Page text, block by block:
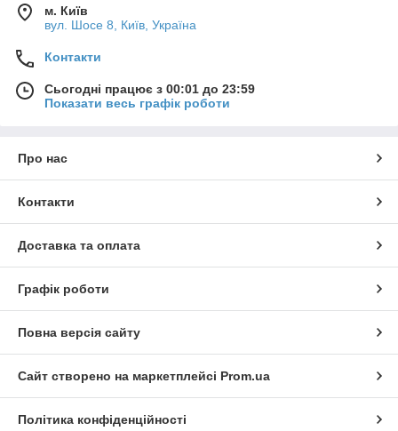
м. Київ
вул. Шосе 8, Київ, Україна
Контакти
Сьогодні працює з 00:01 до 23:59
Показати весь графік роботи
Про нас
Контакти
Доставка та оплата
Графік роботи
Повна версія сайту
Сайт створено на маркетплейсі Prom.ua
Політика конфіденційності